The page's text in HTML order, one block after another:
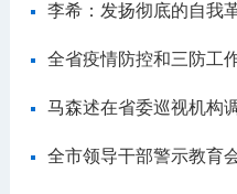
马森述在省委巡视机构